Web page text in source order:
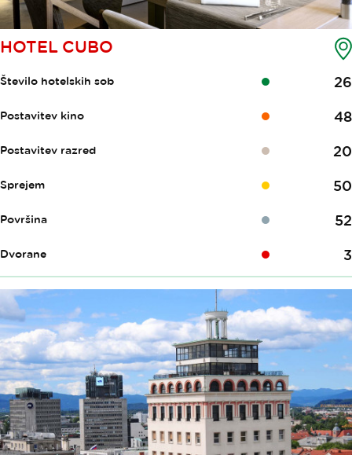
HOTEL CUBO
Število hotelskih sob 26
Postavitev kino 48
Postavitev razred 20
Sprejem 50
Površina 52
Dvorane 3